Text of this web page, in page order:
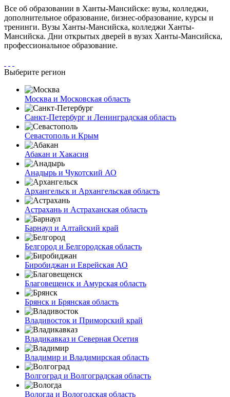
Все об образовании в Ханты-Мансийске: вузы, колледжи,
дополнительное образование, бизнес-образование, курсы и
тренинги. Вузы Ханты-Мансийска, колледжи Ханты-
Мансийска. Дни открытых дверей в вузах Ханты-Мансийска,
профессиональное образование.
Выберите регион
Москва и Московская область
Санкт-Петербург и Ленинградская область
Севастополь и Крым
Абакан и Хакасия
Анадырь и Чукотский АО
Архангельск и Архангельская область
Астрахань и Астраханская область
Барнаул и Алтайский край
Белгород и Белгородская область
Биробиджан и Еврейская АО
Благовещенск и Амурская область
Брянск и Брянская область
Владивосток и Приморский край
Владикавказ и Северная Осетия
Владимир и Владимирская область
Волгоград и Волгоградская область
Вологда и Вологодская область